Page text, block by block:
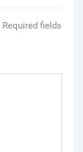
Required fields